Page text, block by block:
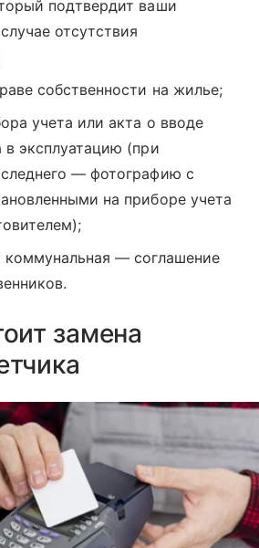
подтвердит ваши
отсутствия
собственности на жилье;
учета или акта о вводе
в эксплуатацию (при
— фотографию с
на приборе учета
коммунальная — соглашение
замена